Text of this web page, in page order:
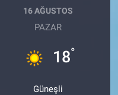
16 AĞUSTOS
PAZAR
18°
Güneşli